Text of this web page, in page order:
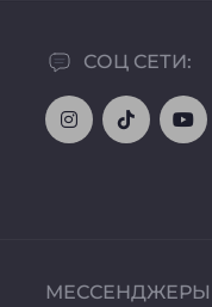
СОЦ СЕТИ:
МЕССЕНДЖЕРЫ